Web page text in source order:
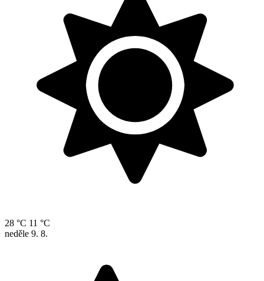
28 °C 11 °C
neděle 9. 8.